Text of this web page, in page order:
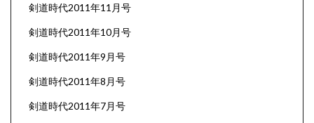
剣道時代2011年11月号
剣道時代2011年10月号
剣道時代2011年9月号
剣道時代2011年8月号
剣道時代2011年7月号